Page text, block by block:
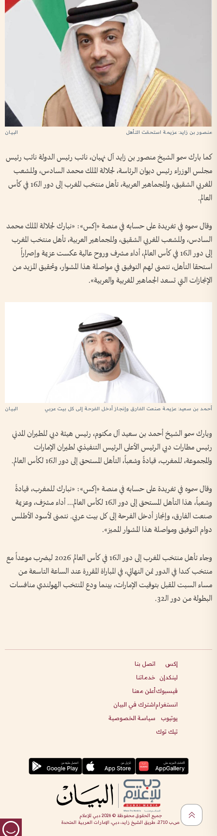
منصور بن زايد: عزيمة استحقت التأهل
كما بارك سمو الشيخ منصور بن زايد آل نهيان، نائب رئيس الدولة نائب رئيس
مجلس الوزراء رئيس ديوان الرئاسة، لجلالة الملك محمد السادس، وللشعب
المغربي الشقيق، وللجماهير العربية، تأهل منتخب المغرب إلى دور الـ16 في كأس
العالم.
وقال سموه في تغريدة على حسابه في منصة «إكس»: «نبارك لجلالة الملك محمد
السادس، وللشعب المغربي الشقيق، وللجماهير العربية، تأهل منتخب المغرب
إلى دور الـ16 في كأس العالم، أداء مشرف وروح عالية عكست عزيمة وإصراراً
استحقا التأهل، نتمنى لهم التوفيق في مواصلة هذا المشوار، وتحقيق المزيد من
الإنجازات التي تسعد الجماهير المغربية والعربية».
أحمد بن سعيد: عزيمة صنعت الفارق وإنجاز أدخل الفرحة إلى كل بيت عربي
وبارك سمو الشيخ أحمد بن سعيد آل مكتوم، رئيس هيئة دبي للطيران المدني
رئيس مطارات دبي الرئيس الأعلى الرئيس التنفيذي لطيران الإمارات
والمجموعة، للمغرب، قيادةً وشعباً، التأهل المستحق إلى دور الـ16 لكأس العالم.
وقال سموه في تغريدة على حسابه في منصة «إكس»: «نبارك للمغرب، قيادةً
وشعباً، هذا التأهل المستحق إلى دور الـ16 لكأس العالم... أداء مشرّف، وعزيمة
صنعت الفارق، وإنجاز أدخل الفرحة إلى كل بيت عربي. نتمنى لأسود الأطلس
دوام التوفيق ومواصلة هذا المشوار المميز».
وجاء تأهل منتخب المغرب إلى دور الـ16 في كأس العالم 2026 ليضرب موعداً مع
منتخب كندا في الدور ثمن النهائي، في المباراة المقررة عند الساعة التاسعة من
مساء السبت المقبل بتوقيت الإمارات، بينما ودع المنتخب الهولندي منافسات
البطولة من دور الـ32.
إكس
لينكدإن
فيسبوك
انستغرام
يوتيوب
تيك توك
اتصل بنا
خدماتنا
أعلن معنا
اشترك في البيان
سياسة الخصوصية
جميع الحقوق محفوظة ©2026 دبي للإعلام
ص.ب 2710، طريق الشيخ زايد، دبي، الإمارات العربية المتحدة